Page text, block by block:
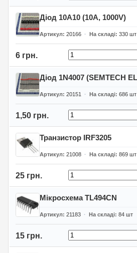
Діод 10A10 (10A, 1000V)
Артикул 20166 На складі 330 шт
6 грн.
Діод 1N4007 (SEMTECH
Артикул 20151 На складі 686 шт
1,50 грн.
Транзистор IRF3205
Артикул 21008 На складі 869 шт
25 грн.
Мікросхема TL494CN
Артикул 21183 На складі 84 шт
15 грн.